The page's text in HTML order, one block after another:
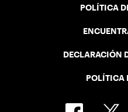
POLÍTICA
DECLARACIÓN
POLÍTICA